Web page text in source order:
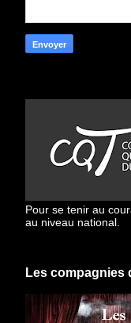
Pour se tenir au
au niveau national.
Les compagnies